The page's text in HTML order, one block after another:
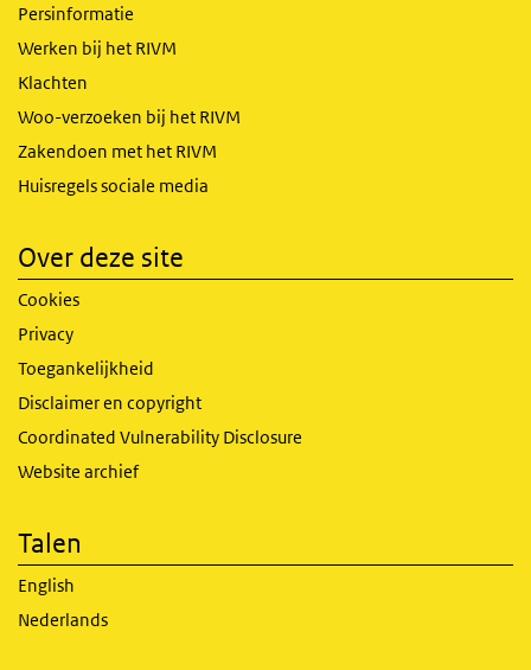
Persinformatie
Werken bij het RIVM
Klachten
Woo-verzoeken bij het RIVM
Zakendoen met het RIVM
Huisregels sociale media
Over deze site
Cookies
Privacy
Toegankelijkheid
Disclaimer en copyright
Coordinated Vulnerability Disclosure
Website archief
Talen
English
Nederlands